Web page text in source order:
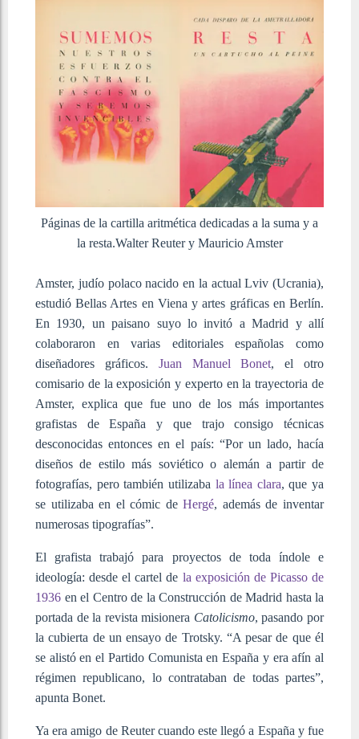
Páginas de la cartilla aritmética dedicadas a la suma y a
la resta.Walter Reuter y Mauricio Amster
Amster, judío polaco nacido en la actual Lviv (Ucrania),
estudió Bellas Artes en Viena y artes gráficas en Berlín.
En 1930, un paisano suyo lo invitó a Madrid y allí
colaboraron en varias editoriales españolas como
diseñadores gráficos. Juan Manuel Bonet, el otro
comisario de la exposición y experto en la trayectoria de
Amster, explica que fue uno de los más importantes
grafistas de España y que trajo consigo técnicas
desconocidas entonces en el país: “Por un lado, hacía
diseños de estilo más soviético o alemán a partir de
fotografías, pero también utilizaba la línea clara, que ya
se utilizaba en el cómic deHergé, además de inventar
numerosas tipografías”.
El grafista trabajó para proyectos de toda índole e
ideología: desde el cartel de la exposición de Picasso de
1936 en el Centro de la Construcción de Madrid hasta la
portada de la revista misionera Catolicismo, pasando por
la cubierta de un ensayo de Trotsky. “A pesar de que él
se alistó en el Partido Comunista en España y era afín al
régimen republicano, lo contrataban de todas partes”,
apunta Bonet.
Ya era amigo de Reuter cuando este llegó a España y fue